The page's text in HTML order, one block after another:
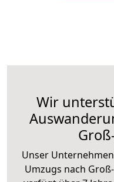
Wir
Unser
Umzugs nach